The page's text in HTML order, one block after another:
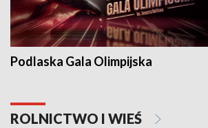
Podlaska Gala Olimpijska
ROLNICTWO I WIEŚ